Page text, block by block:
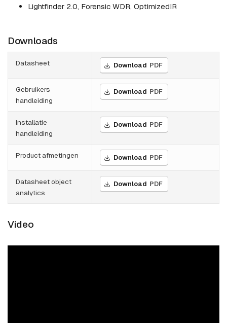
Lightfinder 2.0, Forensic WDR, OptimizedIR
Downloads
Datasheet Download PDF
Gebruikers
handleiding
Download PDF
Installatie
handleiding
Download PDF
Product afmetingen Download PDF
Datasheet object
analytics
Download PDF
Video